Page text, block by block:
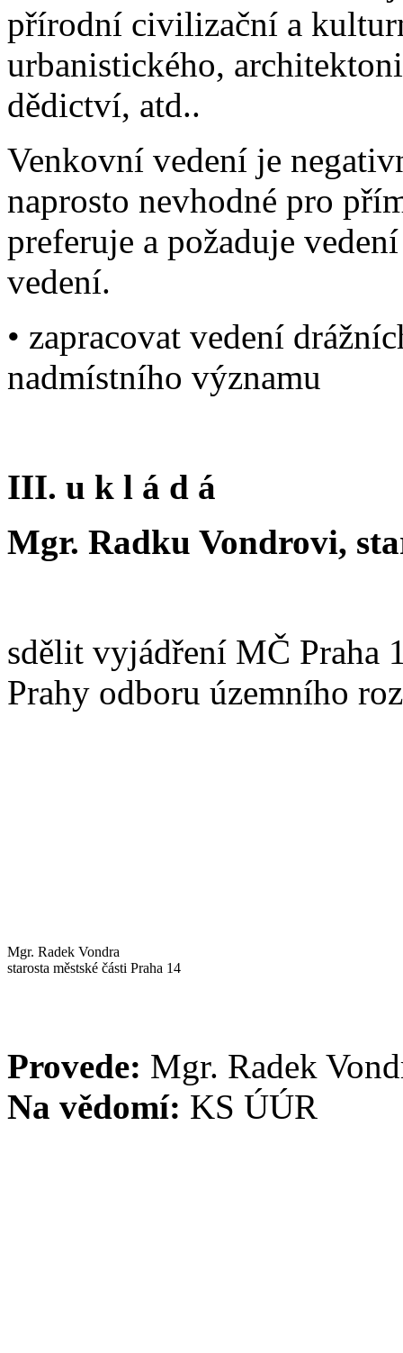
přírodní civilizační a
urbanistického,
dědictví, atd..
Venkovní vedení je
naprosto nevhodné pro
preferuje a požaduje
vedení.
• zapracovat vedení
nadmístního významu
III. u k l á d á
Mgr. Radku Vondrovi,
sdělit vyjádření MČ Praha
Prahy odboru územního
Mgr. Radek Vondra
starosta městské části Praha 14
Provede: Mgr. Radek
Na vědomí: KS ÚÚR